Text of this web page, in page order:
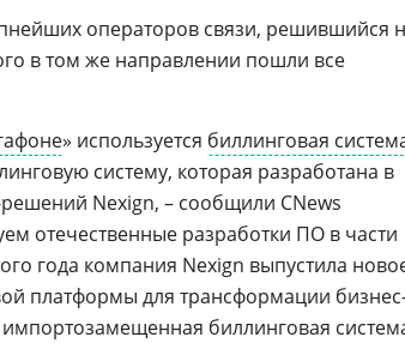
операторов связи, решившийся
в том же направлении пошли все
» используется биллинговая
систему, которая разработана в
Nexign, – сообщили CNews
отечественные разработки ПО в части
года компания Nexign выпустила
платформы для трансформации
биллинговая